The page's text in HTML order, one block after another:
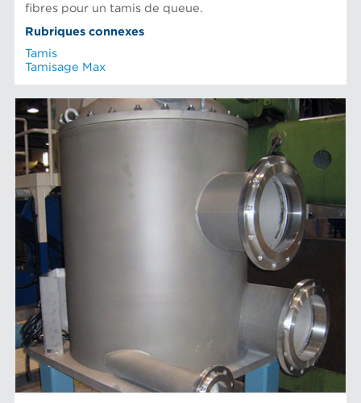
fibres pour un tamis de queue.
Rubriques connexes
Tamis
Tamisage Max